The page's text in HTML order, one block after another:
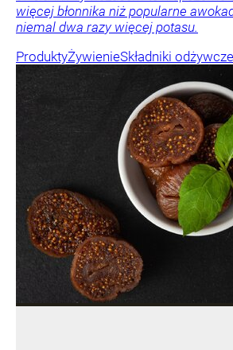
więcej błonnika niż popularne
niemal dwa razy więcej potasu.
ProduktyŻywienieSkładniki odżywcze